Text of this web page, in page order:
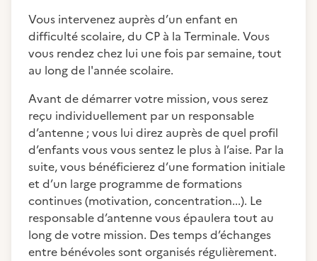
Vous intervenez auprès d’un enfant en
difficulté scolaire, du CP à la Terminale. Vous
vous rendez chez lui une fois par semaine, tout
au long de l'année scolaire.
Avant de démarrer votre mission, vous serez
reçu individuellement par un responsable
d’antenne ; vous lui direz auprès de quel profil
d’enfants vous vous sentez le plus à l’aise. Par la
suite, vous bénéficierez d’une formation initiale
et d’un large programme de formations
continues (motivation, concentration...). Le
responsable d’antenne vous épaulera tout au
long de votre mission. Des temps d’échanges
entre bénévoles sont organisés régulièrement.